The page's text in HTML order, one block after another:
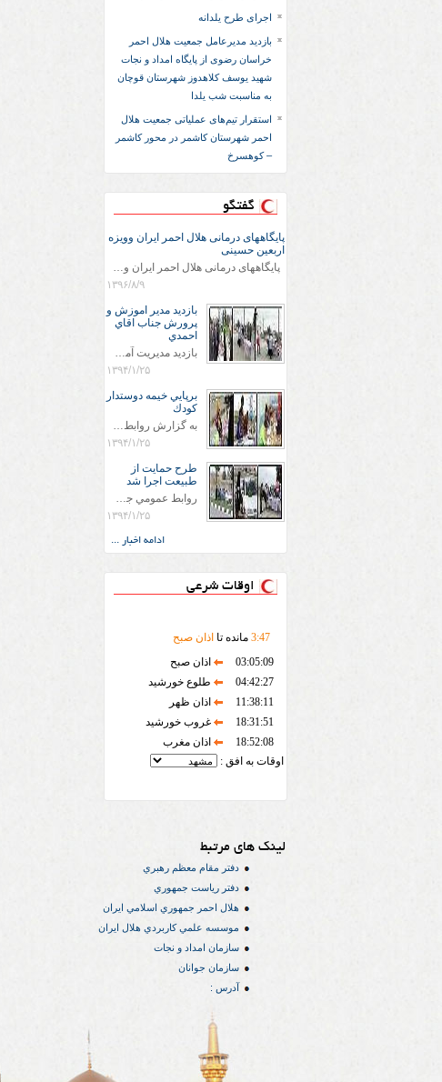
اجرای طرح یلدانه
بازدید مدیرعامل جمعیت هلال احمر
خراسان رضوی از پایگاه امداد و نجات
شهید یوسف کلاهدوز شهرستان قوچان
به مناسبت شب یلدا
استقرار تیم‌های عملیاتی جمعیت هلال
احمر شهرستان کاشمر در محور کاشمر
– کوهسرخ
گفتگو
پایگاههای درمانی هلال احمر ایران وویزه
اربعین حسینی
پایگاههای درمانی هلال احمر ایران وویزه اربعین حسینی
۱۳۹۶/۸/۹
بازديد مدير اموزش و
پرورش جناب اقاي
احمدي
بازديد مديريت آموزش و پروش جناب اقاي احمدي به همراه اعضاي ستاد اسكان آموزش و پروش شهرستان سرخس در ساعت 11:30 در مورخه 11/1/1394 صورت گرفت و مسئولین با حضور در پست مسافرين نوروزی كه جمعیت هلال احمر شهرستان از نزدیک در جریان روند اجرای طرح های قرار گرفتند .
۱۳۹۴/۱/۲۵
برپايي خيمه دوستدار
كودك
به گزارش روابط عمومي جمعيت هلال احمر شهرستان سرخس علاوه بر اجرای خدمات امدادی، راهنمایی های گردشگری و موقعیت های جغرافیایی و برپایی چادرهای سلامت به منظور سنجش رایگان فشار و قندخون مسافران، ، خيمه هايي.با عنوان دوستدار کودک تجهیزشده که دراین فضا کودکان مراجعه کننده از طریق نقاشی و سایر هنرهای تجسمی با مفاهیم جمعیت هلال احمر و اصول هفتگانه آن آشنا می شوند. به دليل حضور چشم گير كودكان و خانواده ها سعی شده در قالب های متناسب با سنین کودکان مراجعه کنند
۱۳۹۴/۱/۲۵
طرح حمايت از
طبيعت اجرا شد
روابط عمومي جمعيت هلال احمر سرخس جمعيت هلال احمر سرخس در روز طبيعت جوانان جمعيت هلال احمر سرخس در راستاي حفاظت و حمايت از محيط زيست با انگيزه داشتن طبيعت زيبا و بدون زباله و جهت فرهنگ سازي طرح حمايت از طبيعت را اجرا نمودند. اين طرح با رويكرد حمايتي و اموزشي در خصوص اشتي باطبيعت اجرا شد و در اين طرح 700 عدد كيسه زباله وبروشور در خروجي هاي شهر بين همشهريان و مسافرين نوروزي توزيع گرديد و در راه بازگشت كيسه هاي زباله توسط همشهريان به مامورين محترم شهرداري مستقر در ورودي شهر
۱۳۹۴/۱/۲۵
ادامه اخبار ...
اوقات شرعی
3:47 مانده تا اذان صبح
03:05:09
اذان صبح
04:42:27
طلوع خورشید
11:38:11
اذان ظهر
18:31:51
غروب خورشید
18:52:08
اذان مغرب
اوقات به افق :
لینک های مرتبط
دفتر مقام معظم رهبري
دفتر رياست جمهوري
هلال احمر جمهوري اسلامي ايران
موسسه علمي كاربردي هلال ایران
سازمان امداد و نجات
سازمان جوانان
آدرس :